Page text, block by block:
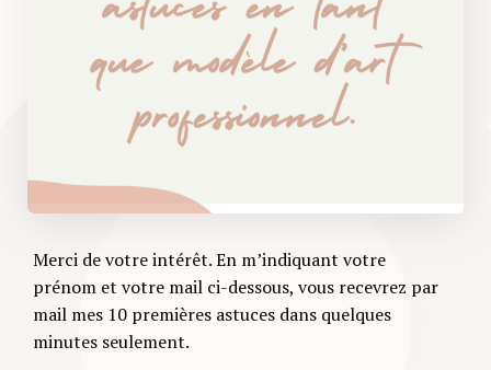
Merci de votre intérêt. En m’indiquant votre
prénom et votre mail ci-dessous, vous recevrez par
mail mes 10 premières astuces dans quelques
minutes seulement.